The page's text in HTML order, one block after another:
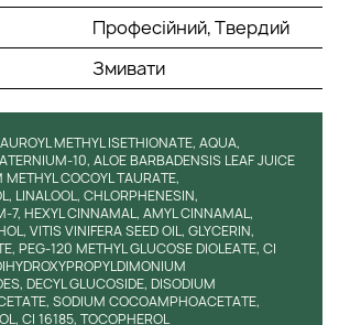
Професійний, Твердий
Змивати
METHYL ISETHIONATE, AQUA,
10, ALOE BARBADENSIS LEAF JUICE
COCOYL TAURATE,
LINALOOL, CHLORPHENESIN,
7, HEXYL CINNAMAL, AMYL CINNAMAL,
VITIS VINIFERA SEED OIL, GLYCERIN,
PEG-120 METHYL GLUCOSE DIOLEATE, CI
DECYL GLUCOSIDE, DISODIUM
SODIUM COCOAMPHOACETATE,
CI 16185, TOCOPHEROL